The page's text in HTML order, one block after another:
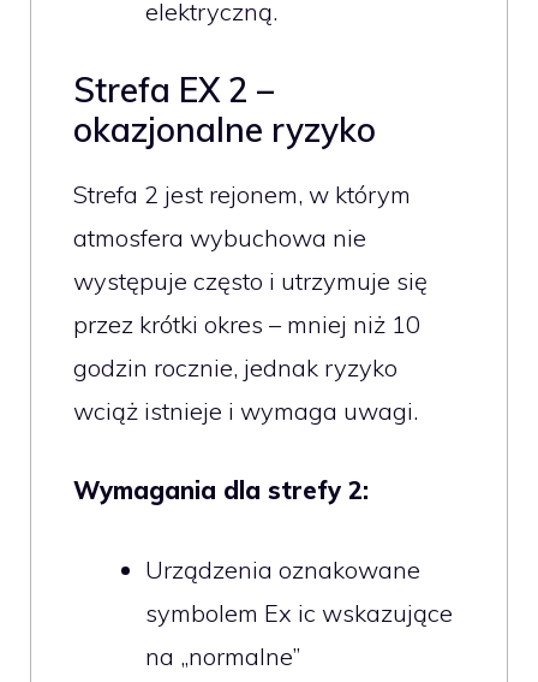
elektryczną.
Strefa EX 2 –
okazjonalne ryzyko
Strefa 2 jest rejonem, w którym
atmosfera wybuchowa nie
występuje często i utrzymuje się
przez krótki okres – mniej niż 10
godzin rocznie, jednak ryzyko
wciąż istnieje i wymaga uwagi.
Wymagania dla strefy 2:
Urządzenia oznakowane
symbolem Ex ic wskazujące
na „normalne”